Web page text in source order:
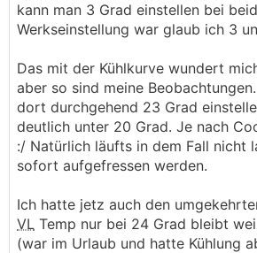
kann man 3 Grad einstellen bei
Werkseinstellung war glaub ich 3
Das mit der Kühlkurve wundert
aber so sind meine
dort durchgehend 23 Grad
deutlich unter 20 Grad. Je nach
:/ Natürlich läufts in dem Fall nicht
sofort aufgefressen werden.
Ich hatte jetz auch den
VL Temp nur bei 24 Grad bleibt
(war im Urlaub und hatte Kühlung